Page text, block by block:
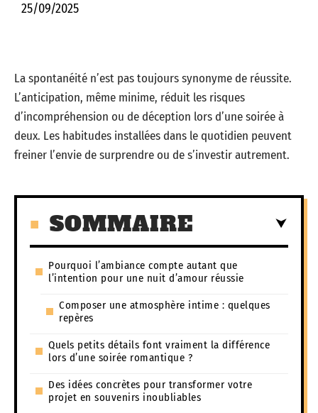
25/09/2025
La spontanéité n’est pas toujours synonyme de réussite.
L’anticipation, même minime, réduit les risques
d’incompréhension ou de déception lors d’une soirée à
deux. Les habitudes installées dans le quotidien peuvent
freiner l’envie de surprendre ou de s’investir autrement.
SOMMAIRE
Pourquoi l’ambiance compte autant que
l’intention pour une nuit d’amour réussie
Composer une atmosphère intime : quelques
repères
Quels petits détails font vraiment la différence
lors d’une soirée romantique ?
Des idées concrètes pour transformer votre
projet en souvenirs inoubliables